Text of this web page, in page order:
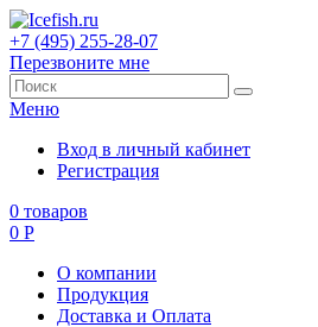
+7 (495) 255-28-07
Перезвоните мне
Меню
Вход в личный кабинет
Регистрация
0 товаров
0 Р
О компании
Продукция
Доставка и Оплата